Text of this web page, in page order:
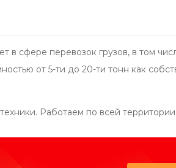
в сфере перевозок грузов, в том
от 5-ти до 20-ти тонн как
Работаем по всей